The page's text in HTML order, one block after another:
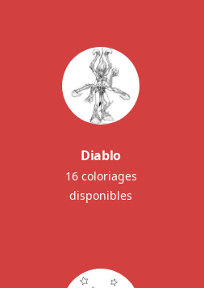
Diablo
16 coloriages
disponibles